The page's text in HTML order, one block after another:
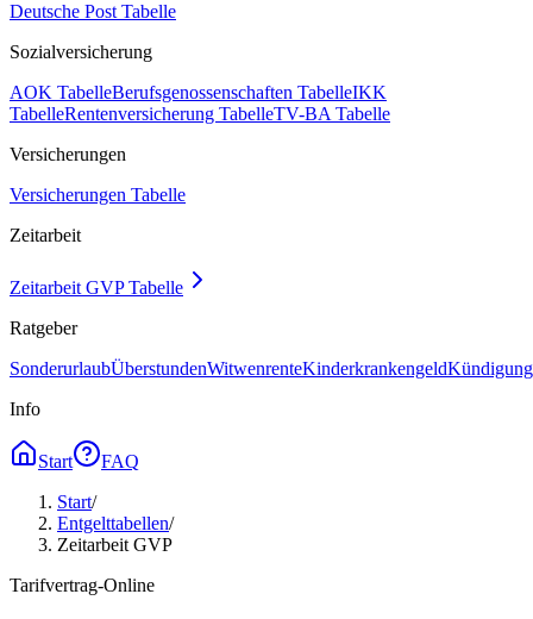
Deutsche Post Tabelle
Sozialversicherung
AOK TabelleBerufsgenossenschaften TabelleIKK
TabelleRentenversicherung TabelleTV-BA Tabelle
Versicherungen
Versicherungen Tabelle
Zeitarbeit
Zeitarbeit GVP Tabelle
Ratgeber
SonderurlaubÜberstundenWitwenrenteKinderkrankengeld
Info
Start
FAQ
Start/
Entgelttabellen/
Zeitarbeit GVP
Tarifvertrag-Online